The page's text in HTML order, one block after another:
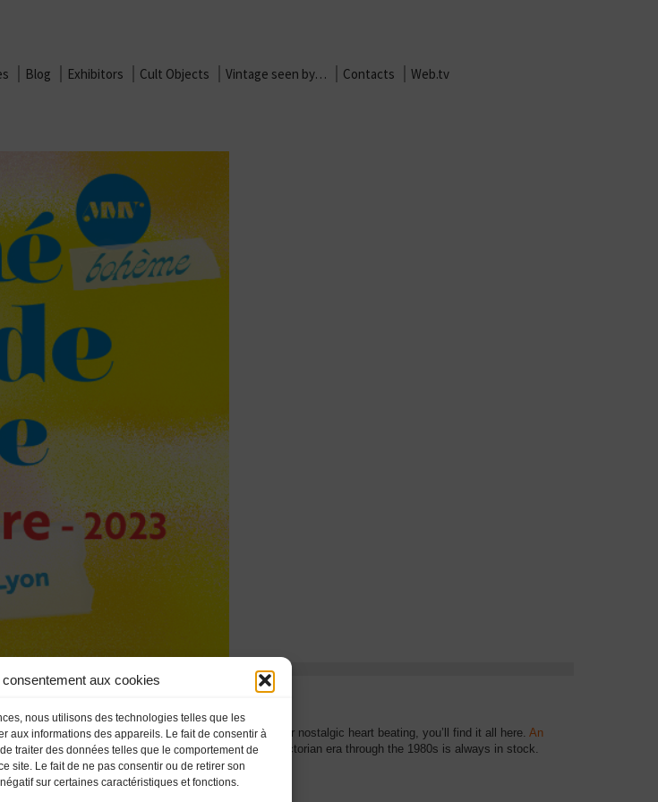
aux cookies
nous utilisons des technologies telles que les
aux informations des appareils. Le fait de consentir à
traiter des données telles que le comportement de
site. Le fait de ne pas consentir ou de retirer son
sur certaines caractéristiques et fonctions.
Blog Exhibitors Cult Objects Vintage seen by… Contacts Web.tv
dresses or 1950s men’s bowling shirts that gets your nostalgic heart beating, you’ll find it all here. An
and shoesfor both men and women from the Victorian era through the 1980s is always in stock.